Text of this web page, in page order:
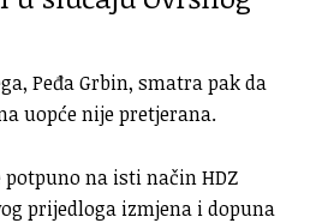
Peđa Grbin, smatra pak da
uopće nije pretjerana.
potpuno na isti način HDZ
prijedloga izmjena i dopuna